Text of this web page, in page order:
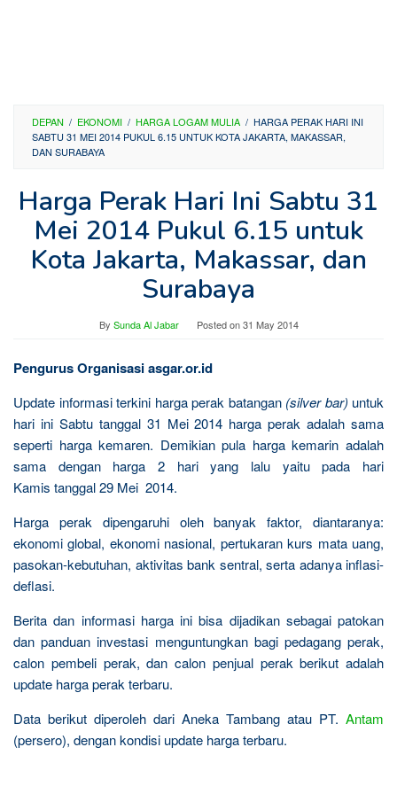
DEPAN / EKONOMI / HARGA LOGAM MULIA / HARGA PERAK HARI INI
SABTU 31 MEI 2014 PUKUL 6.15 UNTUK KOTA JAKARTA, MAKASSAR,
DAN SURABAYA
Harga Perak Hari Ini Sabtu 31
Mei 2014 Pukul 6.15 untuk
Kota Jakarta, Makassar, dan
Surabaya
By Sunda Al Jabar Posted on31 May 2014
Pengurus Organisasi asgar.or.id
Update informasi terkini harga perak batangan (silver bar) untuk
hari ini Sabtu tanggal 31 Mei 2014 harga perak adalah sama
seperti harga kemaren. Demikian pula harga kemarin adalah
sama dengan harga 2 hari yang lalu yaitu pada hari
Kamis tanggal 29 Mei 2014.
Harga perak dipengaruhi oleh banyak faktor, diantaranya:
ekonomi global, ekonomi nasional, pertukaran kurs mata uang,
pasokan-kebutuhan, aktivitas bank sentral, serta adanya inflasi-
deflasi.
Berita dan informasi harga ini bisa dijadikan sebagai patokan
dan panduan investasi menguntungkan bagi pedagang perak,
calon pembeli perak, dan calon penjual perak berikut adalah
update harga perak terbaru.
Data berikut diperoleh dari Aneka Tambang atau PT. Antam
(persero), dengan kondisi update harga terbaru.